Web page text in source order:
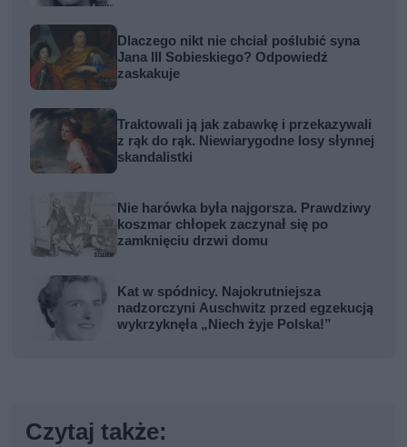
Dlaczego nikt nie chciał poślubić syna
Jana III Sobieskiego? Odpowiedź
zaskakuje
Traktowali ją jak zabawkę i przekazywali
z rąk do rąk. Niewiarygodne losy słynnej
skandalistki
Nie harówka była najgorsza. Prawdziwy
koszmar chłopek zaczynał się po
zamknięciu drzwi domu
Kat w spódnicy. Najokrutniejsza
nadzorczyni Auschwitz przed egzekucją
wykrzyknęła „Niech żyje Polska!”
Czytaj także: